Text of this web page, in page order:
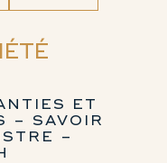
ET
– SAVOIR
–